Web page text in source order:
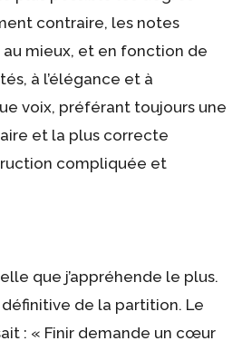
contraire, les notes
mieux, et en fonction de
à l’élégance et à
voix, préférant toujours une
et la plus correcte
compliquée et
que j’appréhende le plus.
définitive de la partition. Le
: « Finir demande un cœur